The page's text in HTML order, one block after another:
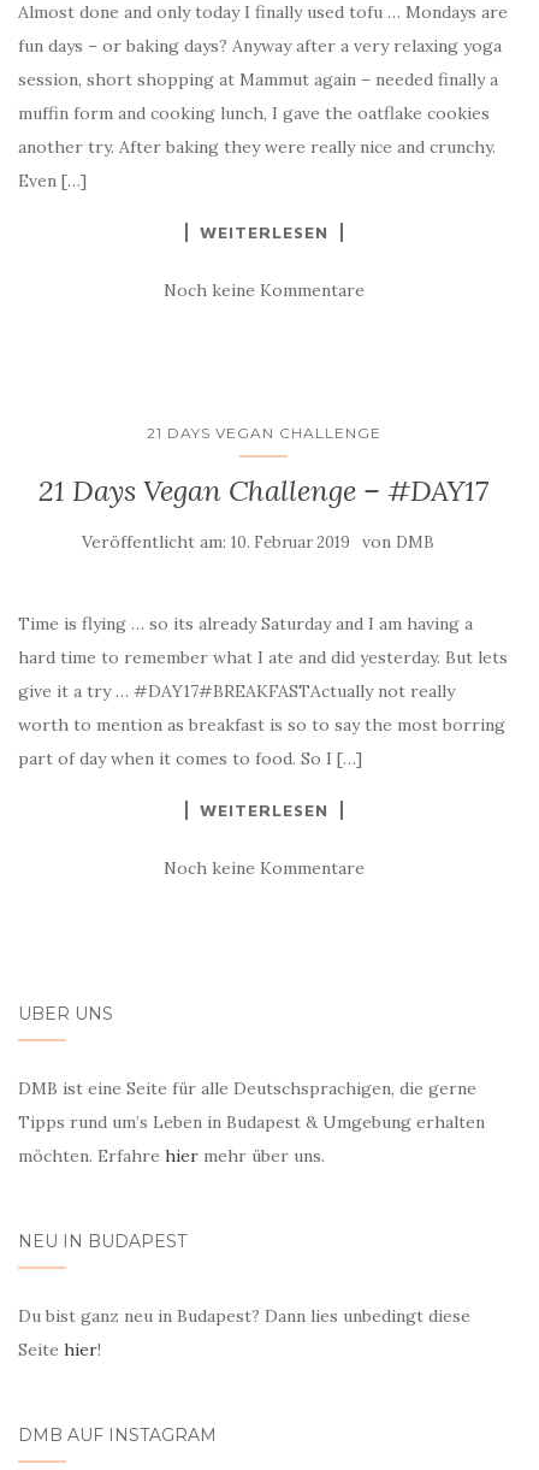
Almost done and only today I finally used tofu … Mondays are
fun days – or baking days? Anyway after a very relaxing yoga
session, short shopping at Mammut again – needed finally a
muffin form and cooking lunch, I gave the oatflake cookies
another try. After baking they were really nice and crunchy.
Even […]
WEITERLESEN
Noch keine Kommentare
21 DAYS VEGAN CHALLENGE
21 Days Vegan Challenge – #DAY17
Veröffentlicht am: 10. Februar 2019 von DMB
Time is flying … so its already Saturday and I am having a
hard time to remember what I ate and did yesterday. But lets
give it a try … #DAY17#BREAKFASTActually not really
worth to mention as breakfast is so to say the most borring
part of day when it comes to food. So I […]
WEITERLESEN
Noch keine Kommentare
ÜBER UNS
DMB ist eine Seite für alle Deutschsprachigen, die gerne
Tipps rund um’s Leben in Budapest & Umgebung erhalten
möchten. Erfahre hier mehr über uns.
NEU IN BUDAPEST
Du bist ganz neu in Budapest? Dann lies unbedingt diese
Seite hier!
DMB AUF INSTAGRAM